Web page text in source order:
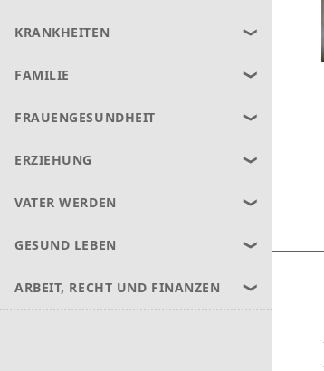
KRANKHEITEN
FAMILIE
FRAUENGESUNDHEIT
ERZIEHUNG
VATER WERDEN
GESUND LEBEN
ARBEIT, RECHT UND FINANZEN